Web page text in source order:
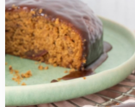
about
Sticky
toffee
cake